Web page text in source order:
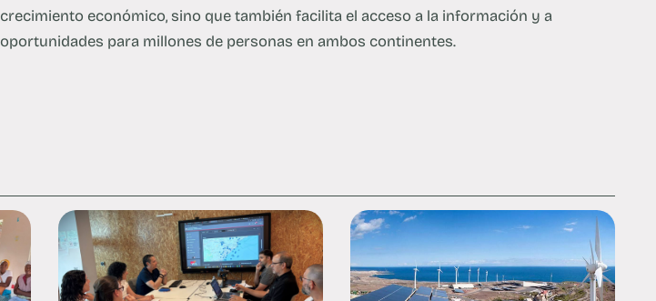
crecimiento económico, sino que también facilita el acceso a la información y a
oportunidades para millones de personas en ambos continentes.